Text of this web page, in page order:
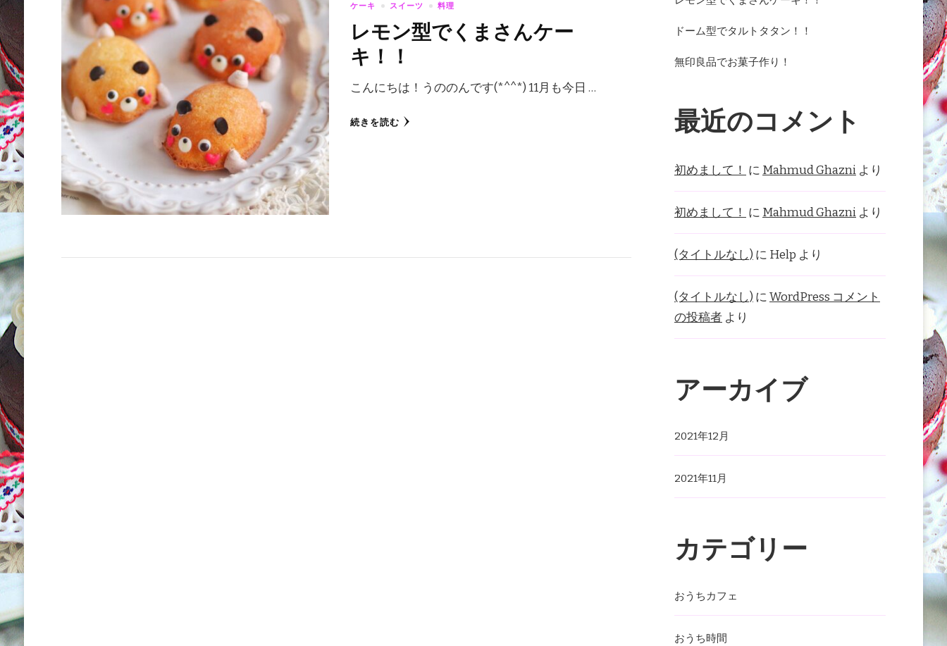
ケーキ
スイーツ 料理
レモン型でくまさんケー
キ！！
こんにちは！うののんです(*^^*) 11月も今日 …
続きを読む
ドーム型でタルトタタン！！
無印良品でお菓子作り！
最近のコメント
初めまして！ に Mahmud Ghazniより
初めまして！ に Mahmud Ghazniより
(タイトルなし) に Help より
(タイトルなし) にWordPress コメント
の投稿者より
アーカイブ
2021年12月
2021年11月
カテゴリー
おうちカフェ
おうち時間